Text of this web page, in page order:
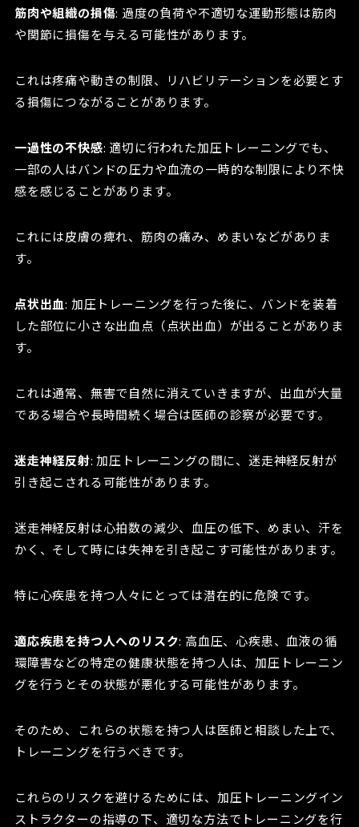
筋肉や組織の損傷: 過度の負荷や不適切な運動形態は筋肉
や関節に損傷を与える可能性があります。
これは疼痛や動きの制限、リハビリテーションを必要とす
る損傷につながることがあります。
一過性の不快感: 適切に行われた加圧トレーニングでも、
一部の人はバンドの圧力や血流の一時的な制限により不快
感を感じることがあります。
これには皮膚の痺れ、筋肉の痛み、めまいなどがありま
す。
点状出血: 加圧トレーニングを行った後に、バンドを装着
した部位に小さな出血点（点状出血）が出ることがありま
す。
これは通常、無害で自然に消えていきますが、出血が大量
である場合や長時間続く場合は医師の診察が必要です。
迷走神経反射: 加圧トレーニングの間に、迷走神経反射が
引き起こされる可能性があります。
迷走神経反射は心拍数の減少、血圧の低下、めまい、汗を
かく、そして時には失神を引き起こす可能性があります。
特に心疾患を持つ人々にとっては潜在的に危険です。
適応疾患を持つ人へのリスク: 高血圧、心疾患、血液の循
環障害などの特定の健康状態を持つ人は、加圧トレーニン
グを行うとその状態が悪化する可能性があります。
そのため、これらの状態を持つ人は医師と相談した上で、
トレーニングを行うべきです。
これらのリスクを避けるためには、加圧トレーニングイン
ストラクターの指導の下、適切な方法でトレーニングを行